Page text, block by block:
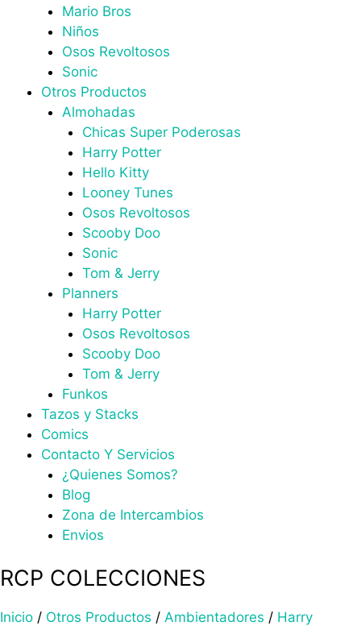
Mario Bros
Niños
Osos Revoltosos
Sonic
Otros Productos
Almohadas
Chicas Super Poderosas
Harry Potter
Hello Kitty
Looney Tunes
Osos Revoltosos
Scooby Doo
Sonic
Tom & Jerry
Planners
Harry Potter
Osos Revoltosos
Scooby Doo
Tom & Jerry
Funkos
Tazos y Stacks
Comics
Contacto Y Servicios
¿Quienes Somos?
Blog
Zona de Intercambios
Envios
RCP COLECCIONES
Inicio / Otros Productos / Ambientadores / Harry